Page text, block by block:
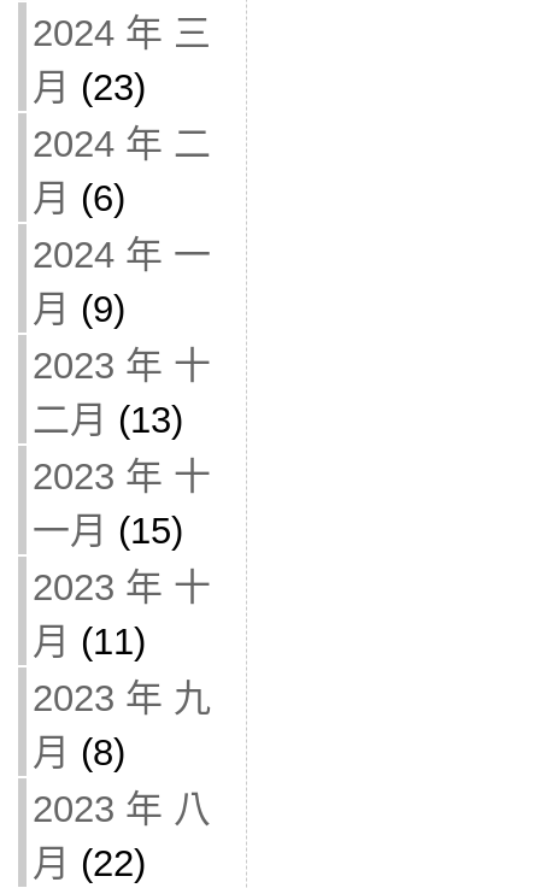
2024 年 三
月 (23)
2024 年 二
月 (6)
2024 年 一
月 (9)
2023 年 十
二月 (13)
2023 年 十
一月 (15)
2023 年 十
月 (11)
2023 年 九
月 (8)
2023 年 八
月 (22)